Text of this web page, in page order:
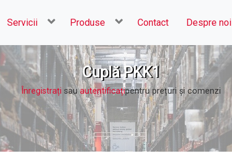
Servicii Produse Contact Despre noi
Cuplă PKK1
Înregistrați sauautentificațipentru prețuri şi comenzi